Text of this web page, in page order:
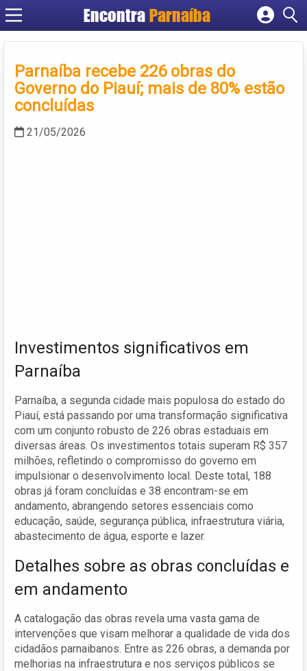
Encontra Parnaíba
Cadastrar empresa
Criar conta
Parnaíba recebe 226 obras do
Governo do Piauí; mais de 80% estão
concluídas
21/05/2026
Investimentos significativos em
Parnaíba
Parnaíba, a segunda cidade mais populosa do estado do
Piauí, está passando por uma transformação significativa
com um conjunto robusto de 226 obras estaduais em
diversas áreas. Os investimentos totais superam R$ 357
milhões, refletindo o compromisso do governo em
impulsionar o desenvolvimento local. Deste total, 188
obras já foram concluídas e 38 encontram-se em
andamento, abrangendo setores essenciais como
educação, saúde, segurança pública, infraestrutura viária,
abastecimento de água, esporte e lazer.
Detalhes sobre as obras concluídas e
em andamento
A catalogação das obras revela uma vasta gama de
intervenções que visam melhorar a qualidade de vida dos
cidadãos parnaibanos. Entre as 226 obras, a demanda por
melhorias na infraestrutura e nos serviços públicos se